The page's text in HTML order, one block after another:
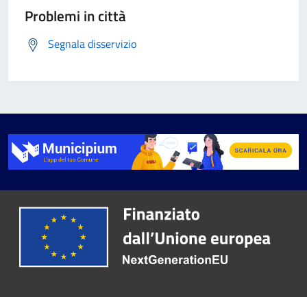
Problemi in città
Segnala disservizio